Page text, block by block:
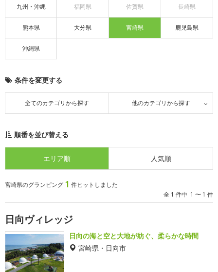
九州・沖縄 福岡県 佐賀県 長崎県
熊本県 大分県 宮崎県 鹿児島県
沖縄県
条件を変更する
全てのカテゴリから探す 他のカテゴリから探す
順番を並び替える
エリア順 人気順
宮崎県のグランピング 1 件ヒットしました
全 1 件中 1 〜 1 件
日向ヴィレッジ
日向の海と空と大地が紡ぐ、柔らかな時間
宮崎県・日向市